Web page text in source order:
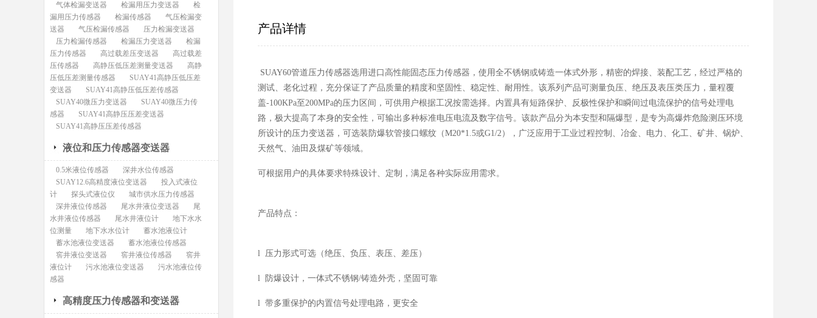
产品详情
SUAY60管道压力传感器选用进口高性能固态压力传感器，使用全不锈钢或铸造一体式外形，精密的焊接、装配工艺，经过严格的
测试、老化过程，充分保证了产品质量的精度和坚固性、稳定性、耐用性。该系列产品可测量负压、绝压及表压类压力，量程覆
盖-100KPa至200MPa的压力区间，可供用户根据工况按需选择。内置具有短路保护、反极性保护和瞬间过电流保护的信号处理电
路，极大提高了本身的安全性，可输出多种标准电压电流及数字信号。该款产品分为本安型和隔爆型，是专为高爆炸危险测压环境
所设计的压力变送器，可选装防爆软管接口螺纹（M20*1.5或G1/2），广泛应用于工业过程控制、冶金、电力、化工、矿井、锅炉、
天然气、油田及煤矿等领域。
可根据用户的具体要求特殊设计、定制，满足各种实际应用需求。
产品特点：
l 压力形式可选（绝压、负压、表压、差压）
l 防爆设计，一体式不锈钢/铸造外壳，坚固可靠
l 带多重保护的内置信号处理电路，更安全
气体检漏变送器 检漏用压力变送器
检
漏用压力传感器
检漏传感器
气压检漏变
送器
气压检漏传感器
压力检漏变送器
压力检漏传感器
检漏压力变送器
检漏
压力传感器
高过载差压变送器
高过载差
压传感器
高静压低压差测量变送器
高静
压低压差测量传感器
SUAY41高静压低压差
变送器
SUAY41高静压低压差传感器
SUAY40微压力变送器
SUAY40微压力传
感器
SUAY41高静压压差变送器
SUAY41高静压压差传感器
液位和压力传感器变送器
0.5米液位传感器
深井水位传感器
SUAY12.6高精度液位变送器
投入式液位
计
探头式液位仪
城市供水压力传感器
深井液位传感器
尾水井液位变送器
尾
水井液位传感器
尾水井液位计
地下水水
位测量
地下水水位计
蓄水池液位计
蓄水池液位变送器
蓄水池液位传感器
窖井液位变送器
窖井液位传感器
窖井
液位计
污水池液位变送器
污水池液位传
感器
高精度压力传感器和变送器